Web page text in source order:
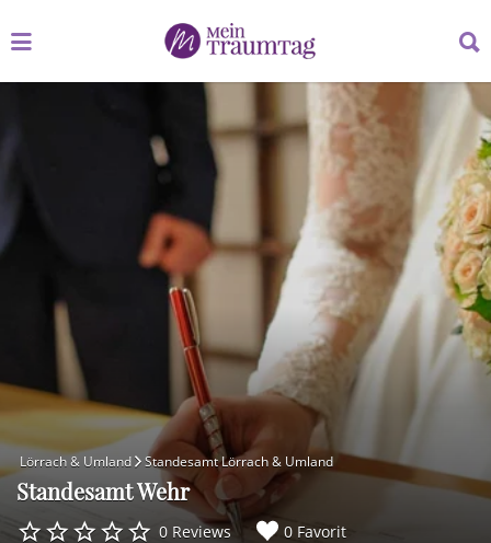
nach:
nach:
Lörrach & Umland Standesamt Lörrach & Umland
Standesamt Wehr
0 Reviews 0 Favorit